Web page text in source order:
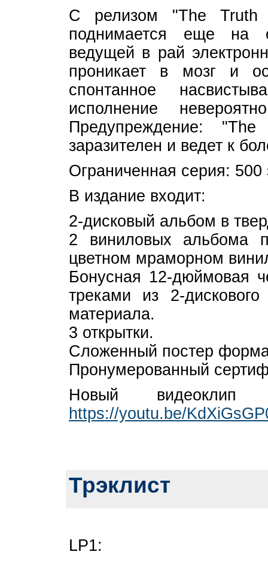
С релизом "The Truth
поднимается еще на
ведущей в рай
проникает в мозг и
спонтанное
исполнение
Предупреждение:
заразителен и ведет к
Ограниченная серия:
В издание входит:
2-дисковый альбом в
2 виниловых альбома
цветном мраморном
Бонусная 12-дюймовая
треками из 2-
материала.
3 открытки.
Сложенный постер
Пронумерованный
Новый
https://youtu.be/
Трэклист
LP1: